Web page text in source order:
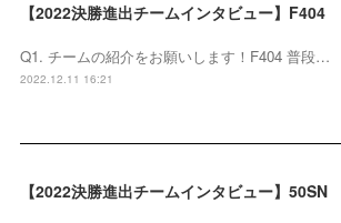
【2022決勝進出チームインタビュー】F404
Q1. チームの紹介をお願いします！F404 普段…
2022.12.11 16:21
【2022決勝進出チームインタビュー】50SN